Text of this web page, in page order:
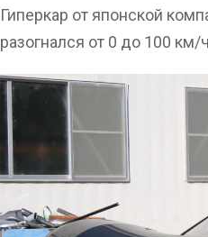
Гиперкар от японской
разогнался от 0 до 100 км/